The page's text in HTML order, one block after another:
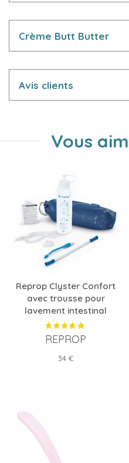
Crème Butt Butter
Avis clients
Vous
Reprop Clyster Confort
avec trousse pour
lavement intestinal
REPROP
Prix
34 €